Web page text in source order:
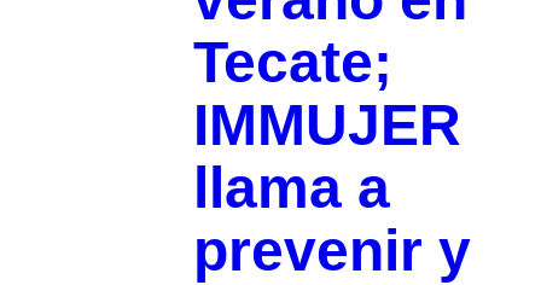
Tecate;
IMMUJER
llama a
prevenir y